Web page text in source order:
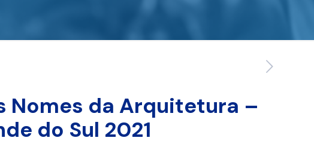
Nomes da Arquitetura –
do Sul 2021